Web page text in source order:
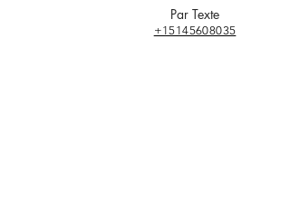
Par Texte
+15145608035